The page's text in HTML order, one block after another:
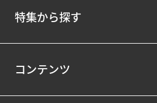
特集から探す
コンテンツ